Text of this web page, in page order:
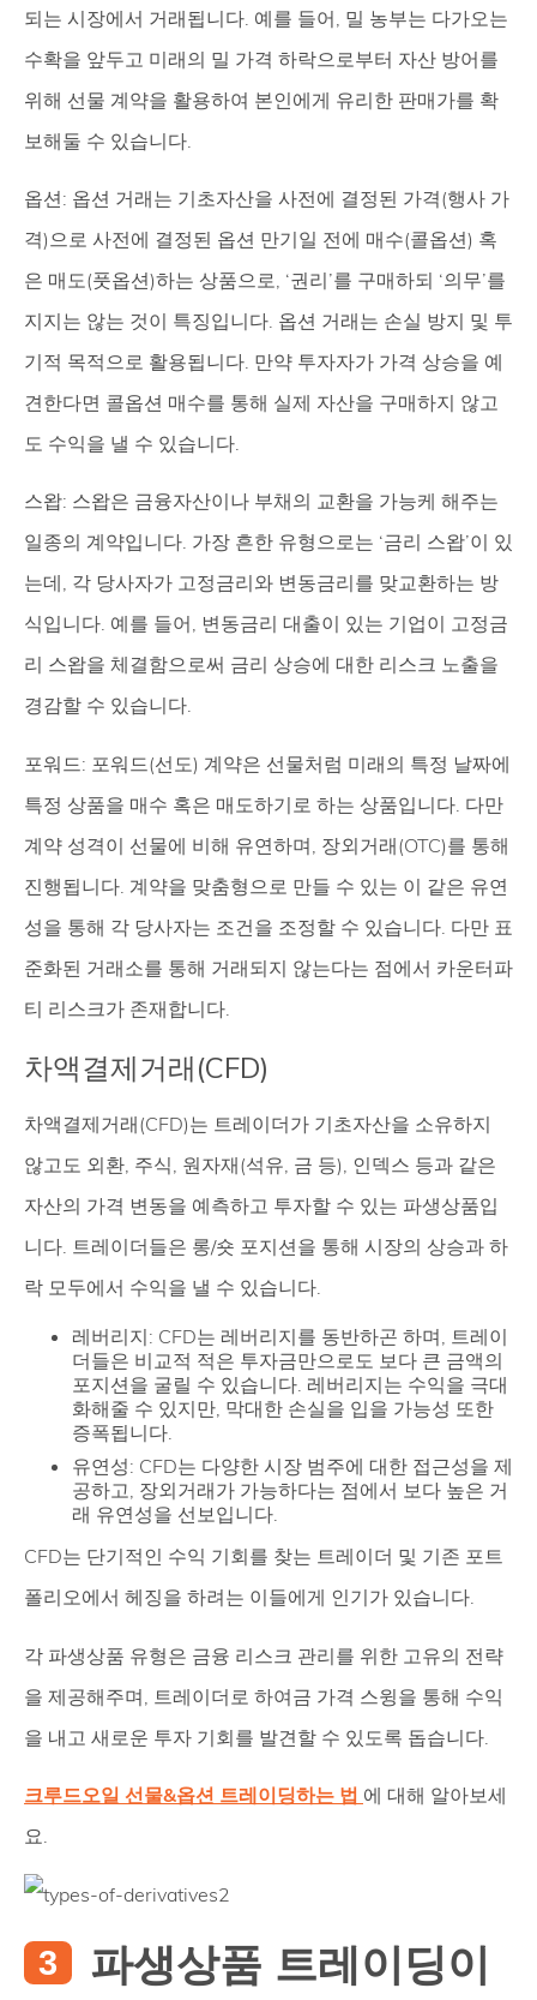
되는 시장에서 거래됩니다. 예를 들어, 밀 농부는 다가오는
수확을 앞두고 미래의 밀 가격 하락으로부터 자산 방어를
위해 선물 계약을 활용하여 본인에게 유리한 판매가를 확
보해둘 수 있습니다.
옵션: 옵션 거래는 기초자산을 사전에 결정된 가격(행사 가
격)으로 사전에 결정된 옵션 만기일 전에 매수(콜옵션) 혹
은 매도(풋옵션)하는 상품으로, ‘권리’를 구매하되 ‘의무’를
지지는 않는 것이 특징입니다. 옵션 거래는 손실 방지 및 투
기적 목적으로 활용됩니다. 만약 투자자가 가격 상승을 예
견한다면 콜옵션 매수를 통해 실제 자산을 구매하지 않고
도 수익을 낼 수 있습니다.
스왑: 스왑은 금융자산이나 부채의 교환을 가능케 해주는
일종의 계약입니다. 가장 흔한 유형으로는 ‘금리 스왑’이 있
는데, 각 당사자가 고정금리와 변동금리를 맞교환하는 방
식입니다. 예를 들어, 변동금리 대출이 있는 기업이 고정금
리 스왑을 체결함으로써 금리 상승에 대한 리스크 노출을
경감할 수 있습니다.
포워드: 포워드(선도) 계약은 선물처럼 미래의 특정 날짜에
특정 상품을 매수 혹은 매도하기로 하는 상품입니다. 다만
계약 성격이 선물에 비해 유연하며, 장외거래(OTC)를 통해
진행됩니다. 계약을 맞춤형으로 만들 수 있는 이 같은 유연
성을 통해 각 당사자는 조건을 조정할 수 있습니다. 다만 표
준화된 거래소를 통해 거래되지 않는다는 점에서 카운터파
티 리스크가 존재합니다.
차액결제거래(CFD)
차액결제거래(CFD)는 트레이더가 기초자산을 소유하지
않고도 외환, 주식, 원자재(석유, 금 등), 인덱스 등과 같은
자산의 가격 변동을 예측하고 투자할 수 있는 파생상품입
니다. 트레이더들은 롱/숏 포지션을 통해 시장의 상승과 하
락 모두에서 수익을 낼 수 있습니다.
레버리지: CFD는 레버리지를 동반하곤 하며, 트레이
더들은 비교적 적은 투자금만으로도 보다 큰 금액의
포지션을 굴릴 수 있습니다. 레버리지는 수익을 극대
화해줄 수 있지만, 막대한 손실을 입을 가능성 또한
증폭됩니다.
유연성: CFD는 다양한 시장 범주에 대한 접근성을 제
공하고, 장외거래가 가능하다는 점에서 보다 높은 거
래 유연성을 선보입니다.
CFD는 단기적인 수익 기회를 찾는 트레이더 및 기존 포트
폴리오에서 헤징을 하려는 이들에게 인기가 있습니다.
각 파생상품 유형은 금융 리스크 관리를 위한 고유의 전략
을 제공해주며, 트레이더로 하여금 가격 스윙을 통해 수익
을 내고 새로운 투자 기회를 발견할 수 있도록 돕습니다.
크루드오일 선물&옵션 트레이딩하는 법 에 대해 알아보세
요.
파생상품 트레이딩이